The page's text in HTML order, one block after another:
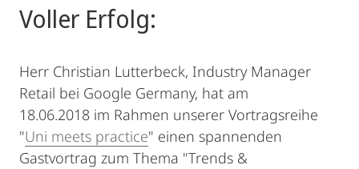
Voller Erfolg:
Herr Christian Lutterbeck, Industry Manager
Retail bei Google Germany, hat am
18.06.2018 im Rahmen unserer Vortragsreihe
"Uni meets practice" einen spannenden
Gastvortrag zum Thema "Trends &